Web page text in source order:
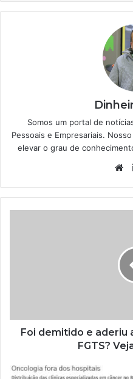
Somos um portal de
Pessoais e Empresariais.
elevar o grau de
Foi demitido e aderiu
FGTS?